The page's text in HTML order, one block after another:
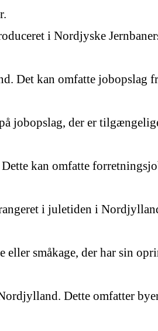
i Nordjyske
Det kan omfatte jobopslag
jobopslag, der er
kan omfatte
i juletiden i
småkage, der har sin
Dette omfatter